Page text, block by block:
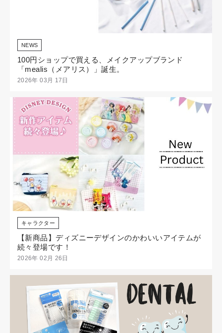
NEWS
100円ショップで買える、メイクアップブランド
「mealis（メアリス）」誕生。
2026年 03月 17日
キャラクター
【新商品】ディズニーデザインのかわいいアイテムが
続々登場です！
2026年 02月 26日